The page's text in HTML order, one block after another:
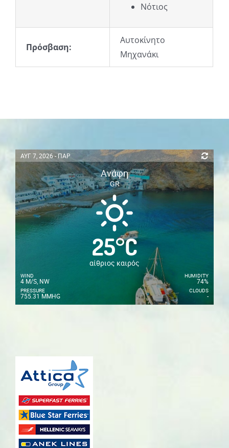
Νότιος
Πρόσβαση:
Αυτοκίνητο
Μηχανάκι
ΑΥΓ 7, 2026 - ΠΑΡ
Ανάφη
GR
25°C
αίθριος καιρός
WIND
4 M/S, NW
PRESSURE
755.31 MMHG
HUMIDITY
74%
CLOUDS
-